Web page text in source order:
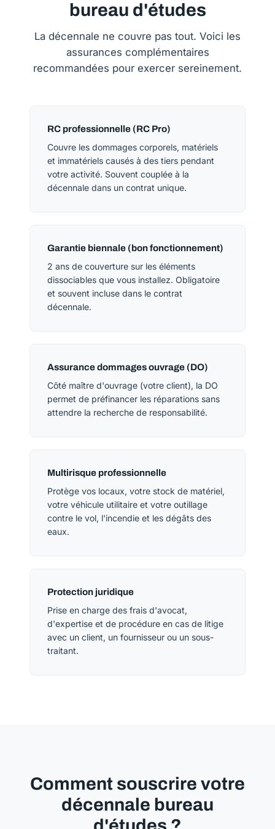
bureau d'études
La décennale ne couvre pas tout. Voici les
assurances complémentaires
recommandées pour exercer sereinement.
RC professionnelle (RC Pro)
Couvre les dommages corporels, matériels
et immatériels causés à des tiers pendant
votre activité. Souvent couplée à la
décennale dans un contrat unique.
Garantie biennale (bon fonctionnement)
2 ans de couverture sur les éléments
dissociables que vous installez. Obligatoire
et souvent incluse dans le contrat
décennale.
Assurance dommages ouvrage (DO)
Côté maître d'ouvrage (votre client), la DO
permet de préfinancer les réparations sans
attendre la recherche de responsabilité.
Multirisque professionnelle
Protège vos locaux, votre stock de matériel,
votre véhicule utilitaire et votre outillage
contre le vol, l'incendie et les dégâts des
eaux.
Protection juridique
Prise en charge des frais d'avocat,
d'expertise et de procédure en cas de litige
avec un client, un fournisseur ou un sous-
traitant.
Comment souscrire votre
décennale bureau